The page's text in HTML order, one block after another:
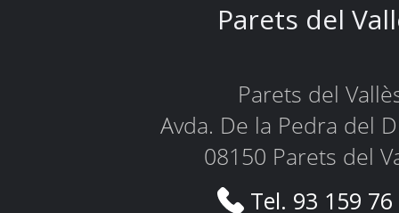
Parets del
Parets del
Avda. De la Pedra del
08150 Parets del
Tel. 93 159